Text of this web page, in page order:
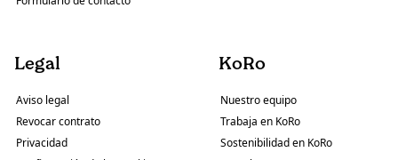
Legal
Aviso legal
Revocar contrato
Privacidad
KoRo
Nuestro equipo
Trabaja en KoRo
Sostenibilidad en KoRo